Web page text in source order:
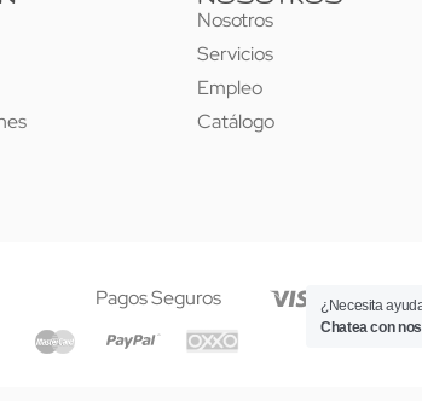
Nosotros
Servicios
Empleo
Catálogo
Pagos Seguros
¿Necesita
Chatea con